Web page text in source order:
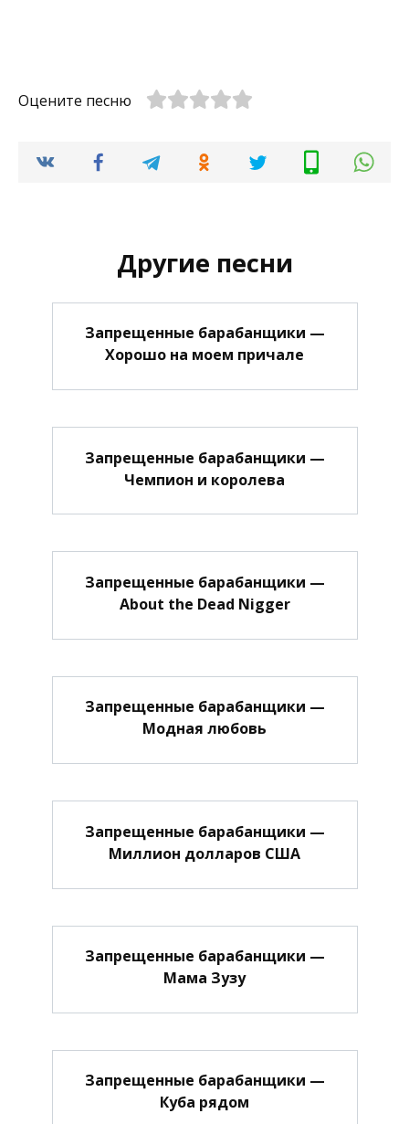
Оцените песню
Другие песни
Запрещенные барабанщики —
Хорошо на моем причале
Запрещенные барабанщики —
Чемпион и королева
Запрещенные барабанщики —
About the Dead Nigger
Запрещенные барабанщики —
Модная любовь
Запрещенные барабанщики —
Миллион долларов США
Запрещенные барабанщики —
Мама Зузу
Запрещенные барабанщики —
Куба рядом